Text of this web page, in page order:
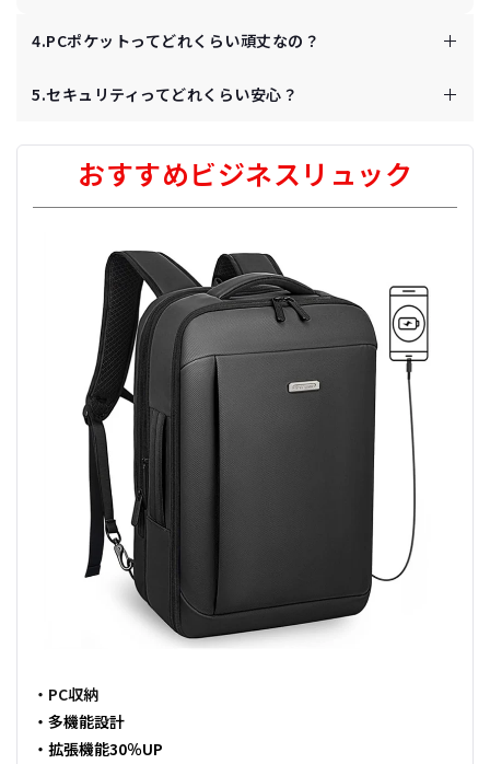
4.PCポケットってどれくらい頑丈なの？
は、前面から背面まで衝撃緩和クッションが入って
す。
5.セキュリティってどれくらい安心？
ますが、今のところトラブルゼロ。デザインシンプルだか
ら目立たないのもセキュリティ面で嬉しいポイントです。
おすすめビジネスリュック
・PC収納
・多機能設計
・拡張機能30％UP